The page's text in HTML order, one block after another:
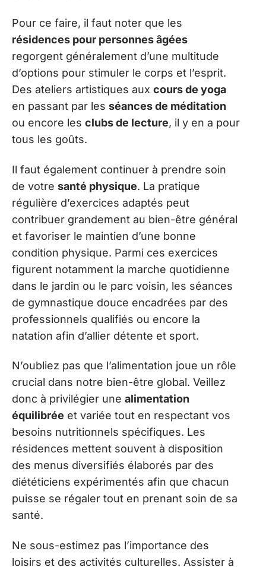
Pour ce faire, il faut noter que les
résidences pour personnes âgées
regorgent généralement d’une multitude
d’options pour stimuler le corps et l’esprit.
Des ateliers artistiques aux cours de yoga
en passant par les séances de méditation
ou encore les clubs de lecture, il y en a pour
tous les goûts.
Il faut également continuer à prendre soin
de votre santé physique. La pratique
régulière d’exercices adaptés peut
contribuer grandement au bien-être général
et favoriser le maintien d’une bonne
condition physique. Parmi ces exercices
figurent notamment la marche quotidienne
dans le jardin ou le parc voisin, les séances
de gymnastique douce encadrées par des
professionnels qualifiés ou encore la
natation afin d’allier détente et sport.
N’oubliez pas que l’alimentation joue un rôle
crucial dans notre bien-être global. Veillez
donc à privilégier une alimentation
équilibrée et variée tout en respectant vos
besoins nutritionnels spécifiques. Les
résidences mettent souvent à disposition
des menus diversifiés élaborés par des
diététiciens expérimentés afin que chacun
puisse se régaler tout en prenant soin de sa
santé.
Ne sous-estimez pas l’importance des
loisirs et des activités culturelles. Assister à